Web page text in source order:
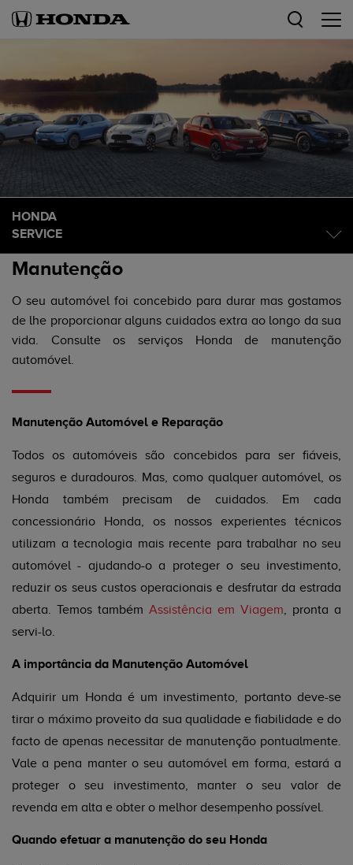
HONDA
SERVICE
Manutenção
O seu automóvel foi concebido para durar mas gostamos
de lhe proporcionar alguns cuidados extra ao longo da sua
vida. Consulte os serviços Honda de manutenção
automóvel.
Manutenção Automóvel e Reparação
Todos os automóveis são concebidos para ser fiáveis,
seguros e duradouros. Mas, como qualquer automóvel, os
Honda também precisam de cuidados. Em cada
concessionário Honda, os nossos experientes técnicos
utilizam a tecnologia mais recente para trabalhar no seu
automóvel - ajudando-o a proteger o seu investimento,
reduzir os seus custos operacionais e desfrutar da estrada
aberta. Temos também Assistência em Viagem, pronta a
servi-lo.
A importância da Manutenção Automóvel
Adquirir um Honda é um investimento, portanto deve-se
tirar o máximo proveito da sua qualidade e fiabilidade e do
facto de apenas necessitar de manutenção pontualmente.
Vale a pena manter o seu automóvel em forma, estará a
proteger o seu investimento, manter o seu valor de
revenda em alta e obter o melhor desempenho possível.
Quando efetuar a manutenção do seu Honda